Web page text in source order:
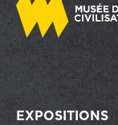
EXPOSITIONS